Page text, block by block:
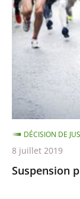
Clémence
Calvin
Suspension
DÉCISION DE
8 juillet 2019